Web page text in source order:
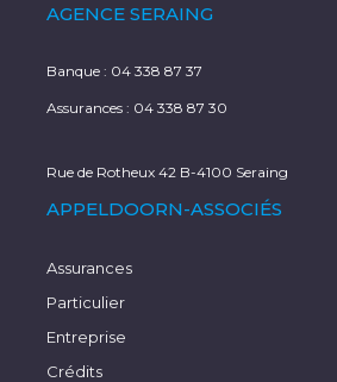
AGENCE SERAING
Banque : 04 338 87 37
Assurances : 04 338 87 30
Rue de Rotheux 42 B-4100 Seraing
APPELDOORN-ASSOCIÉS
Assurances
Particulier
Entreprise
Crédits